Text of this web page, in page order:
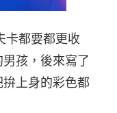
卡都要都更收
孩，後來寫了
上身的彩色都